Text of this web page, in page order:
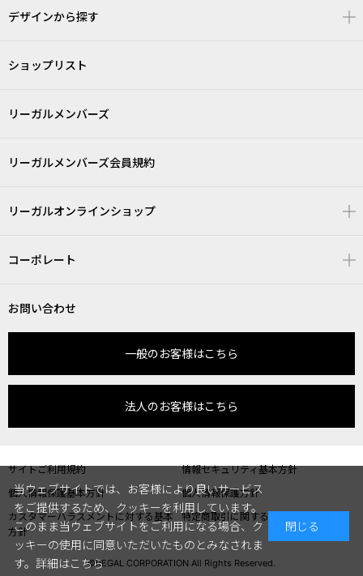
デザインから探す
ショップリスト
リーガルメンバーズ
リーガルメンバーズ会員規約
リーガルオンラインショップ
コーポレート
お問い合わせ
一般のお客様はこちら
法人のお客様はこちら
サイトご利用規約
情報セキュリティ基本方針
個人情報保護基本方針
個人情報保護方針
カスタマーハラスメントに対する基本
方針
特定商取引に関する表記
©REGAL CORPORATION All Rights Reserved.
当ウェブサイトでは、お客様により良いサービス
をご提供するため、クッキーを利用しています。
このまま当ウェブサイトをご利用になる場合、ク
ッキーの使用に同意いただいたものとみなされま
す。 詳細はこちら
閉じる